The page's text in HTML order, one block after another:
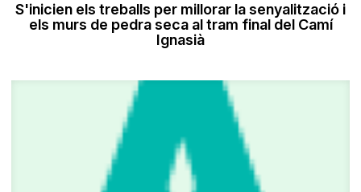
S'inicien els treballs per millorar la senyalització i
els murs de pedra seca al tram final del Camí
Ignasià